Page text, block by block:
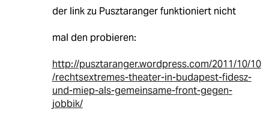
der link zu Pusztaranger funktioniert nicht
mal den probieren:
http://pusztaranger.wordpress.com/2011/10/10
/rechtsextremes-theater-in-budapest-fidesz-
und-miep-als-gemeinsame-front-gegen-
jobbik/